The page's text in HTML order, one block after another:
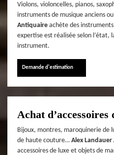
Violons, violoncelles, pianos,
instruments de musique anciens
Antiquaire achète des
expertise est réalisée selon l’état,
instrument.
Demande d'estimation
Achat d’accessoires
Bijoux, montres, maroquinerie de
de haute couture… Alex
accessoires de luxe et objets de